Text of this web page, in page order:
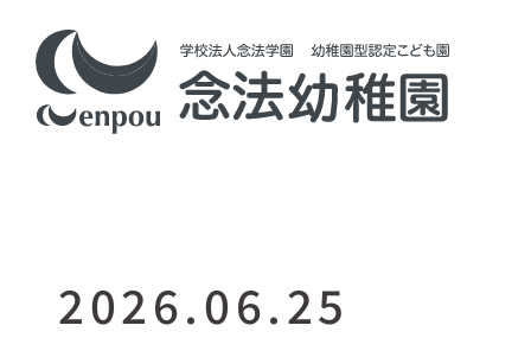
2026.06.25